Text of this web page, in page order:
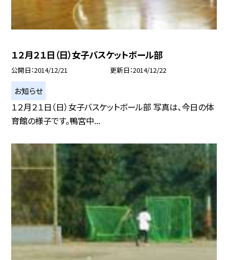
１２月２１日（日）女子バスケットボール部
公開日 2014/12/21 更新日 2014/12/22
お知らせ
１２月２１日（日）女子バスケットボール部 写真は、今日の体
育館の様子です。鴨宮中...